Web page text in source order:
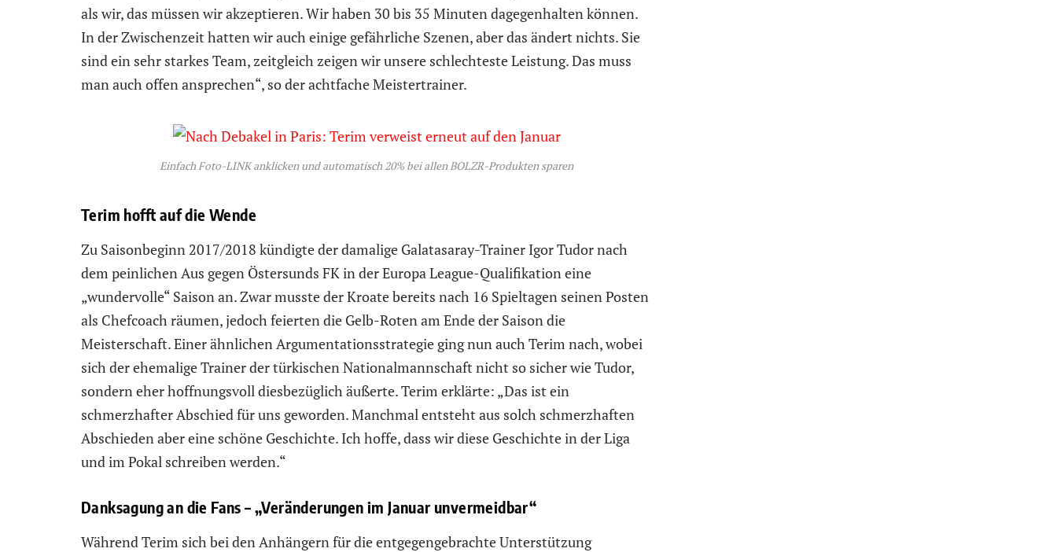
als wir, das müssen wir akzeptieren. Wir haben 30 bis 35 Minuten dagegenhalten können.
In der Zwischenzeit hatten wir auch einige gefährliche Szenen, aber das ändert nichts. Sie
sind ein sehr starkes Team, zeitgleich zeigen wir unsere schlechteste Leistung. Das muss
man auch offen ansprechen“, so der achtfache Meistertrainer.
Einfach Foto-LINK anklicken und automatisch 20% bei allen BOLZR-Produkten sparen
Terim hofft auf die Wende
Zu Saisonbeginn 2017/2018 kündigte der damalige Galatasaray-Trainer Igor Tudor nach
dem peinlichen Aus gegen Östersunds FK in der Europa League-Qualifikation eine
„wundervolle“ Saison an. Zwar musste der Kroate bereits nach 16 Spieltagen seinen Posten
als Chefcoach räumen, jedoch feierten die Gelb-Roten am Ende der Saison die
Meisterschaft. Einer ähnlichen Argumentationsstrategie ging nun auch Terim nach, wobei
sich der ehemalige Trainer der türkischen Nationalmannschaft nicht so sicher wie Tudor,
sondern eher hoffnungsvoll diesbezüglich äußerte. Terim erklärte: „Das ist ein
schmerzhafter Abschied für uns geworden. Manchmal entsteht aus solch schmerzhaften
Abschieden aber eine schöne Geschichte. Ich hoffe, dass wir diese Geschichte in der Liga
und im Pokal schreiben werden.“
Danksagung an die Fans – „Veränderungen im Januar unvermeidbar“
Während Terim sich bei den Anhängern für die entgegengebrachte Unterstützung